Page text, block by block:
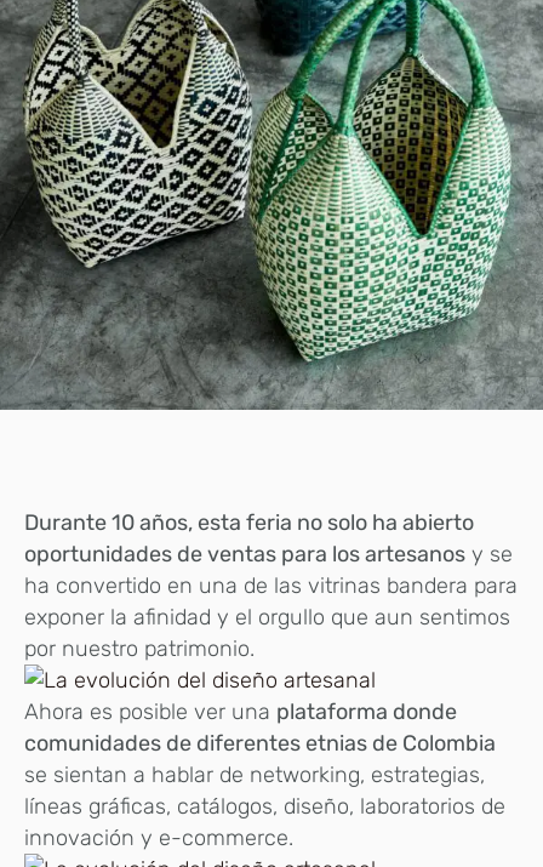
Durante 10 años, esta feria no solo ha abierto
oportunidades de ventas para los artesanos y se
ha convertido en una de las vitrinas bandera para
exponer la afinidad y el orgullo que aun sentimos
por nuestro patrimonio.
Ahora es posible ver una plataforma donde
comunidades de diferentes etnias de Colombia
se sientan a hablar de networking, estrategias,
líneas gráficas, catálogos, diseño, laboratorios de
innovación y e-commerce.